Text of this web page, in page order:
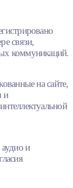
связи,
коммуникаций.
на сайте,
и
и